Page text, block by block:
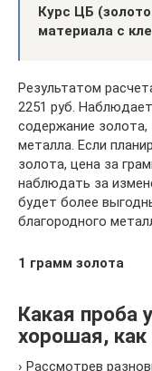
Курс ЦБ
материала с
Результатом
2251 руб.
содержание
металла. Если
золота, цена за
наблюдать за
будет более
благородного
1 грамм золота
Какая проба
хорошая,
› Рассмотрев